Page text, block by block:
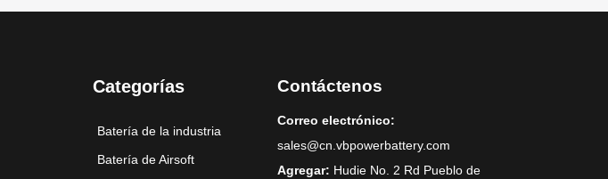
Categorías
Batería de la industria
Batería de Airsoft
Contáctenos
Correo electrónico:
sales@cn.vbpowerbattery.com
Agregar: Hudie No. 2 Rd Pueblo de